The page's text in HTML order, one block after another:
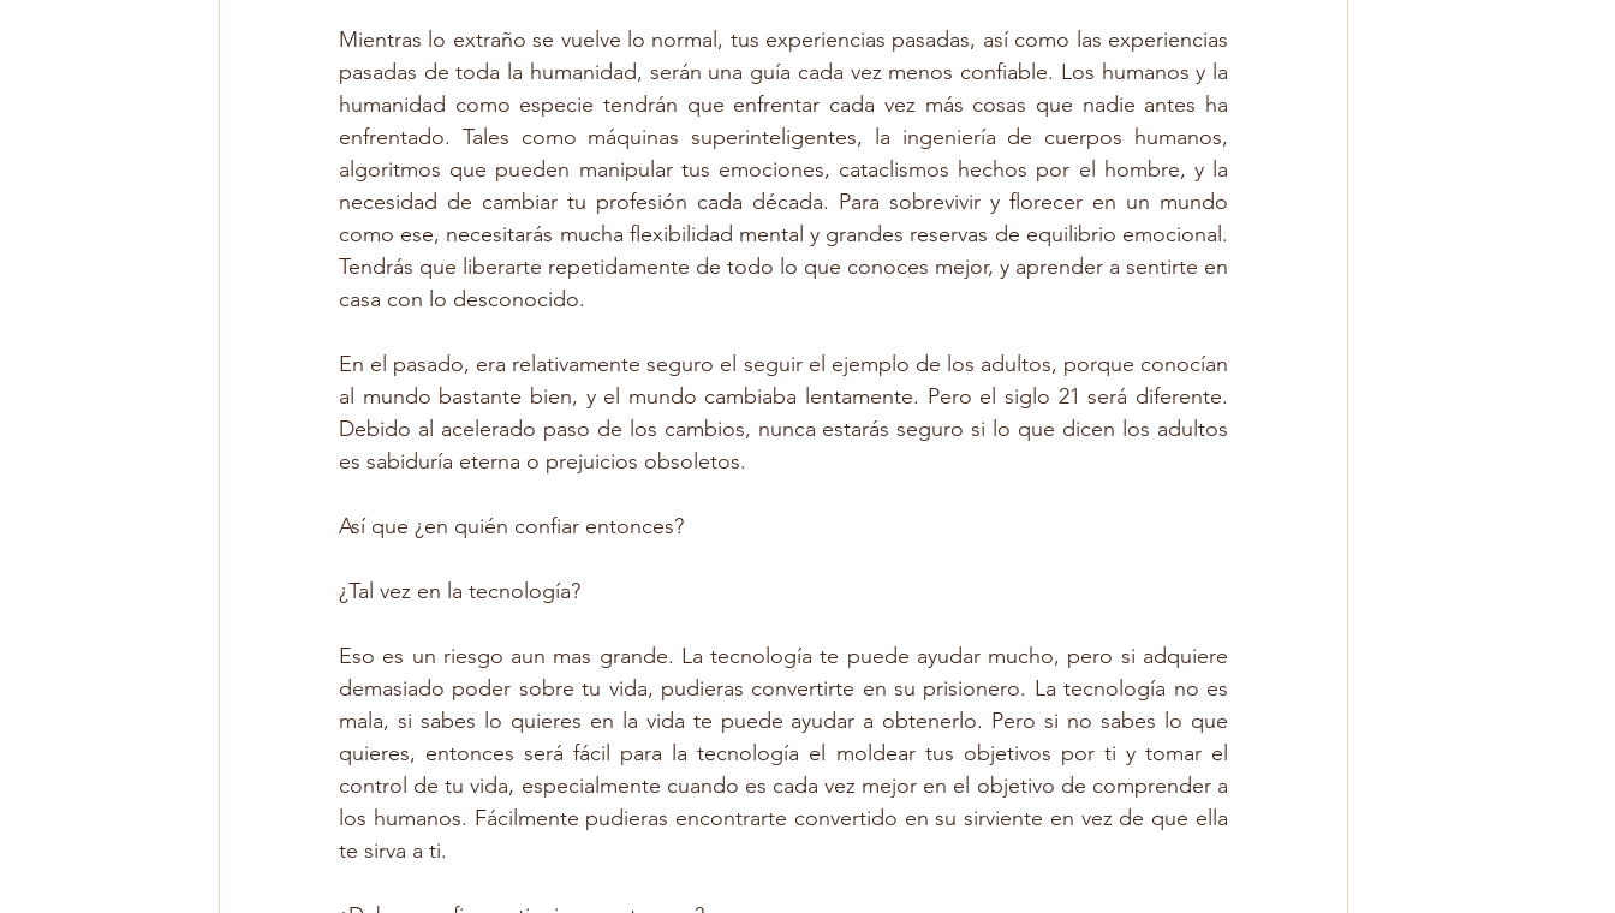
Mientras lo extraño se vuelve lo normal, tus experiencias pasadas, así como las experiencias
pasadas de toda la humanidad, serán una guía cada vez menos confiable. Los humanos y la
humanidad como especie tendrán que enfrentar cada vez más cosas que nadie antes ha
enfrentado. Tales como máquinas superinteligentes, la ingeniería de cuerpos humanos,
algoritmos que pueden manipular tus emociones, cataclismos hechos por el hombre, y la
necesidad de cambiar tu profesión cada década. Para sobrevivir y florecer en un mundo
como ese, necesitarás mucha flexibilidad mental y grandes reservas de equilibrio emocional.
Tendrás que liberarte repetidamente de todo lo que conoces mejor, y aprender a sentirte en
casa con lo desconocido.
En el pasado, era relativamente seguro el seguir el ejemplo de los adultos, porque conocían
al mundo bastante bien, y el mundo cambiaba lentamente. Pero el siglo 21 será diferente.
Debido al acelerado paso de los cambios, nunca estarás seguro si lo que dicen los adultos
es sabiduría eterna o prejuicios obsoletos.
Así que ¿en quién confiar entonces?
¿Tal vez en la tecnología?
Eso es un riesgo aun mas grande. La tecnología te puede ayudar mucho, pero si adquiere
demasiado poder sobre tu vida, pudieras convertirte en su prisionero. La tecnología no es
mala, si sabes lo quieres en la vida te puede ayudar a obtenerlo. Pero si no sabes lo que
quieres, entonces será fácil para la tecnología el moldear tus objetivos por ti y tomar el
control de tu vida, especialmente cuando es cada vez mejor en el objetivo de comprender a
los humanos. Fácilmente pudieras encontrarte convertido en su sirviente en vez de que ella
te sirva a ti.